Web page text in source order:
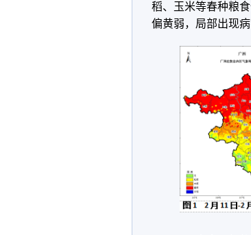
稻、玉米等春种粮
偏黄弱，局部出现病